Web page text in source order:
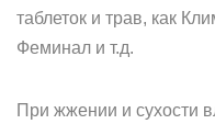
таблеток и трав, как
Феминал и т.д.
При жжении и сухости